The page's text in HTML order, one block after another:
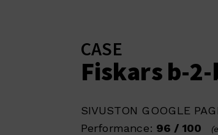
CASE
Fiskars b-
SIVUSTON GOOGLE
Performance: 96 / 100